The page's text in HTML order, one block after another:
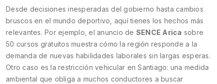
Desde decisiones inesperadas del gobierno hasta cambios
bruscos en el mundo deportivo, aquí tienes los hechos más
relevantes. Por ejemplo, el anuncio de SENCE Arica sobre
50 cursos gratuitos muestra cómo la región responde a la
demanda de nuevas habilidades laborales sin largas esperas.
Otro caso es la restricción vehicular en Santiago: una medida
ambiental que obliga a muchos conductores a buscar